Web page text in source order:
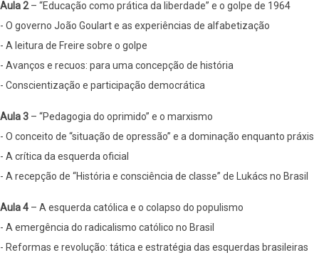
Aula 2– “Educação como prática da liberdade” e o golpe de 1964
- O governo João Goulart e as experiências de alfabetização
- A leitura de Freire sobre o golpe
- Avanços e recuos: para uma concepção de história
- Conscientização e participação democrática
Aula 3 – “Pedagogia do oprimido” e o marxismo
- O conceito de “situação de opressão” e a dominação enquanto práxis
- A crítica da esquerda oficial
- A recepção de “História e consciência de classe” de Lukács no Brasil
Aula 4 – A esquerda católica e o colapso do populismo
- A emergência do radicalismo católico no Brasil
- Reformas e revolução: tática e estratégia das esquerdas brasileiras